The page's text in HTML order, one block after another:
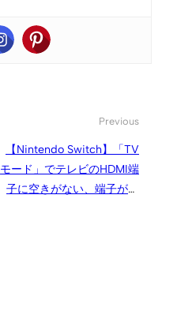
Previous
【Nintendo Switch】「TV
モード」でテレビのHDMI端
子に空きがない、端子がな